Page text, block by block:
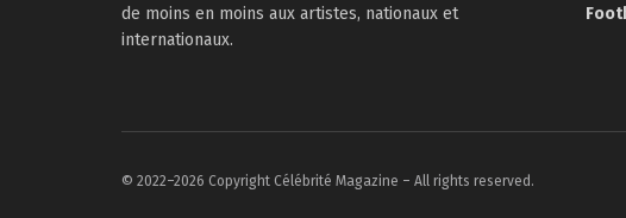
de moins en moins aux artistes, nationaux et
internationaux.
© 2022–2026 Copyright Célébrité Magazine – All rights reserved.